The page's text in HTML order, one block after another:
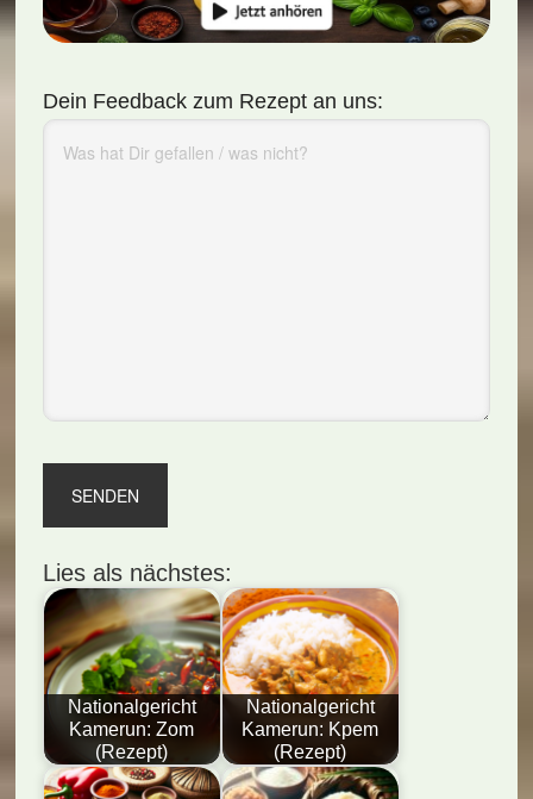
Dein Feedback zum Rezept an uns:
Lies als nächstes:
Nationalgericht
Kamerun: Zom
(Rezept)
Nationalgericht
Kamerun: Kpem
(Rezept)